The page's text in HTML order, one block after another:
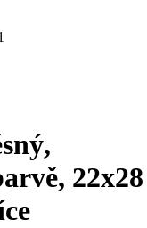
22x28